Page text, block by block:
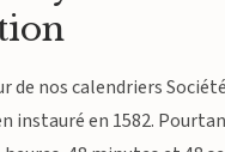
de nos calendriers
instauré en 1582.